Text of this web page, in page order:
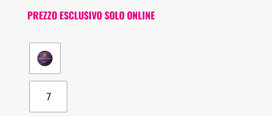
PREZZO ESCLUSIVO SOLO ONLINE
7